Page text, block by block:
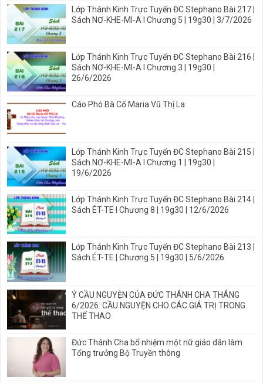
Lớp Thánh Kinh Trực Tuyến ĐC Stephano Bài 217 |
Sách NƠ-KHE-MI-A I Chương 5 | 19g30 | 3/7/2026
Lớp Thánh Kinh Trực Tuyến ĐC Stephano Bài 216 |
Sách NƠ-KHE-MI-A I Chương 3 | 19g30 |
26/6/2026
Cáo Phó Bà Cố Maria Vũ Thị La
Lớp Thánh Kinh Trực Tuyến ĐC Stephano Bài 215 |
Sách NƠ-KHE-MI-A I Chương 1 | 19g30 |
19/6/2026
Lớp Thánh Kinh Trực Tuyến ĐC Stephano Bài 214 |
Sách ÉT-TE I Chương 8 | 19g30 | 12/6/2026
Lớp Thánh Kinh Trực Tuyến ĐC Stephano Bài 213 |
Sách ÉT-TE | Chương 5 | 19g30 | 5/6/2026
Ý CẦU NGUYỆN CỦA ĐỨC THÁNH CHA THÁNG
6/2026: CẦU NGUYỆN CHO CÁC GIÁ TRỊ TRONG
THỂ THAO
Đức Thánh Cha bổ nhiệm một nữ giáo dân làm
Tổng trưởng Bộ Truyền thông